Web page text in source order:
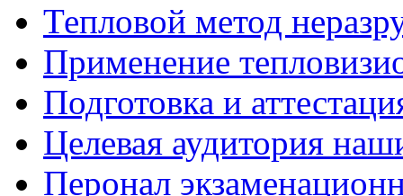
Тепловой метод
Применение
Подготовка и
Целевая аудитория
Перонал